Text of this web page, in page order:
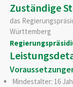
Zuständige
das
Württemberg
Mindestalter: 16